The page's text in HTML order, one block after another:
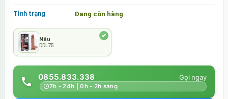
Tình trạng Đang còn hàng
Nâu
DDL75
0855.833.338
7h - 24h | 0h - 2h sáng